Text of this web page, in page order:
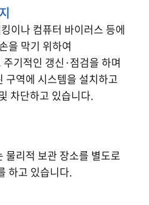
이나 컴퓨터 바이러스 등에
을 막기 위하여
기적인 갱신·점검을 하며
구역에 시스템을 설치하고
차단하고 있습니다.
물리적 보관 장소를 별도로
하고 있습니다.